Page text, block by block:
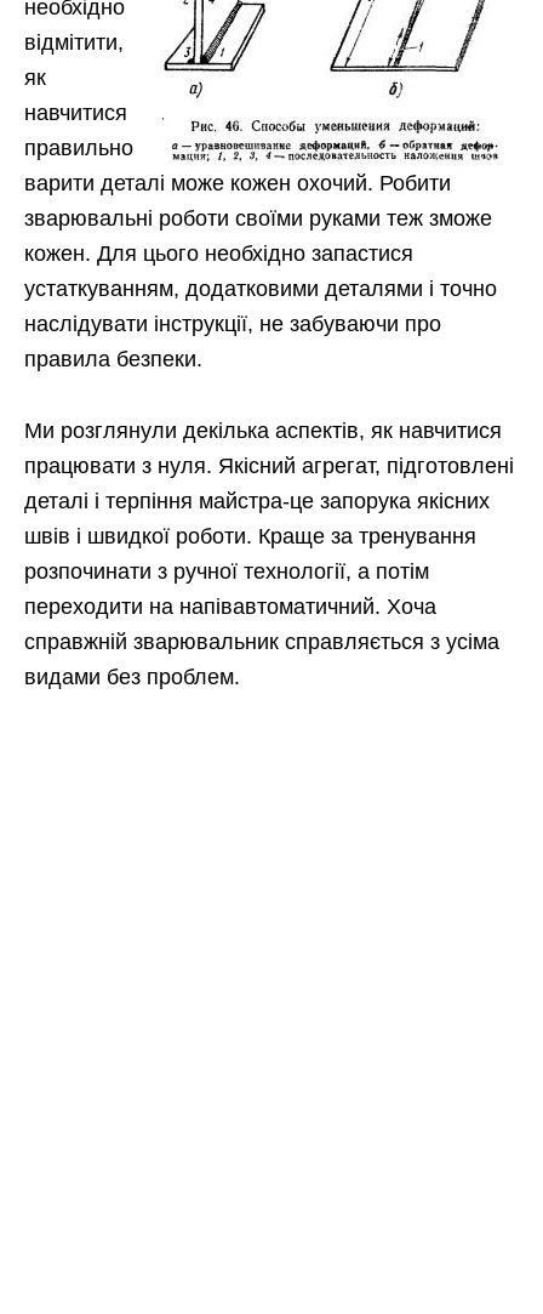
необхідно
відмітити,
як
навчитися
правильно
варити деталі може кожен охочий. Робити
зварювальні роботи своїми руками теж зможе
кожен. Для цього необхідно запастися
устаткуванням, додатковими деталями і точно
наслідувати інструкції, не забуваючи про
правила безпеки.
Ми розглянули декілька аспектів, як навчитися
працювати з нуля. Якісний агрегат, підготовлені
деталі і терпіння майстра-це запорука якісних
швів і швидкої роботи. Краще за тренування
розпочинати з ручної технології, а потім
переходити на напівавтоматичний. Хоча
справжній зварювальник справляється з усіма
видами без проблем.